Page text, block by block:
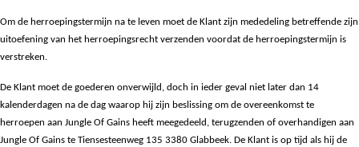
Om de herroepingstermijn na te leven moet de Klant zijn mededeling betreffende zijn
uitoefening van het herroepingsrecht verzenden voordat de herroepingstermijn is
verstreken.
De Klant moet de goederen onverwijld, doch in ieder geval niet later dan 14
kalenderdagen na de dag waarop hij zijn beslissing om de overeenkomst te
herroepen aan Jungle Of Gains heeft meegedeeld, terugzenden of overhandigen aan
Jungle Of Gains te Tiensesteenweg 135 3380 Glabbeek. De Klant is op tijd als hij de